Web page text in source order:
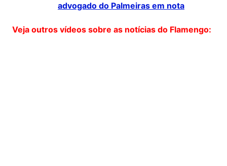
advogado do Palmeiras em nota
Veja outros vídeos sobre as notícias do Flamengo: